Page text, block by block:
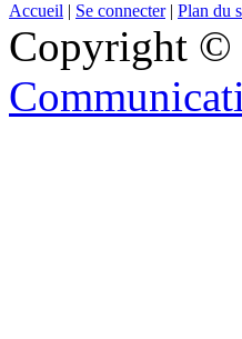
Accueil | Se connecter| Plan du
Copyright ©